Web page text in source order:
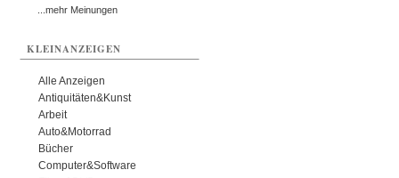
...mehr Meinungen
KLEINANZEIGEN
Alle Anzeigen
Antiquitäten&Kunst
Arbeit
Auto&Motorrad
Bücher
Computer&Software